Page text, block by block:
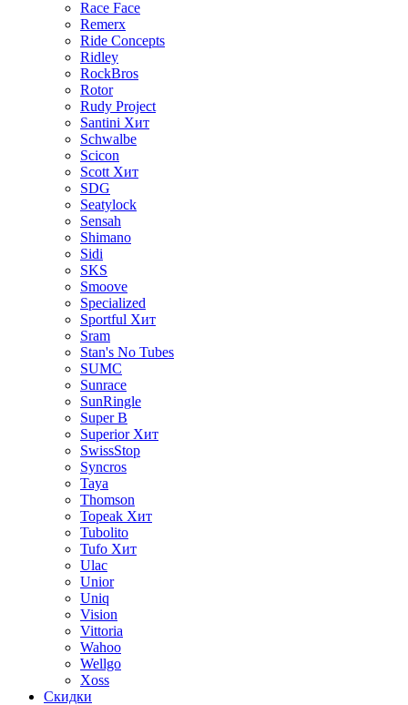
Race Face
Remerx
Ride Concepts
Ridley
RockBros
Rotor
Rudy Project
Santini Хит
Schwalbe
Scicon
Scott Хит
SDG
Seatylock
Sensah
Shimano
Sidi
SKS
Smoove
Specialized
Sportful Хит
Sram
Stan's No Tubes
SUMC
Sunrace
SunRingle
Super B
Superior Хит
SwissStop
Syncros
Taya
Thomson
Topeak Хит
Tubolito
Tufo Хит
Ulac
Unior
Uniq
Vision
Vittoria
Wahoo
Wellgo
Xoss
Скидки